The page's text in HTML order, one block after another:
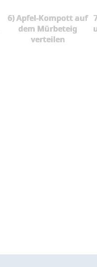
6) Apfel-Kompott auf
dem Mürbeteig
verteilen